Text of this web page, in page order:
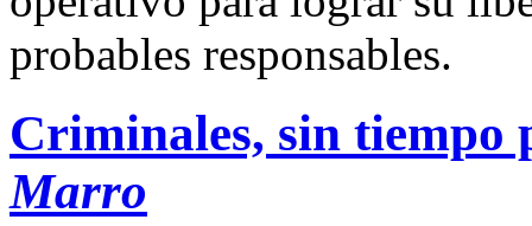
probables responsables.
Criminales, sin tiempo
Marro